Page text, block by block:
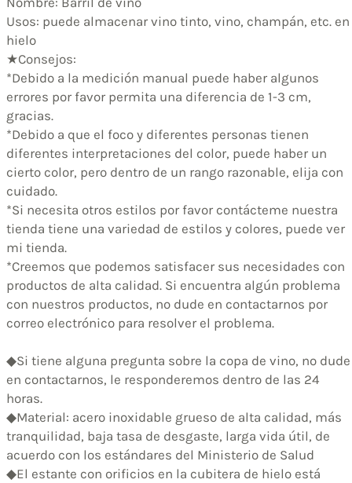
Usos: puede almacenar vino tinto, vino, champán, etc. en
hielo
★Consejos:
*Debido a la medición manual puede haber algunos
errores por favor permita una diferencia de 1-3 cm,
gracias.
*Debido a que el foco y diferentes personas tienen
diferentes interpretaciones del color, puede haber un
cierto color, pero dentro de un rango razonable, elija con
cuidado.
*Si necesita otros estilos por favor contácteme nuestra
tienda tiene una variedad de estilos y colores, puede ver
mi tienda.
*Creemos que podemos satisfacer sus necesidades con
productos de alta calidad. Si encuentra algún problema
con nuestros productos, no dude en contactarnos por
correo electrónico para resolver el problema.
◆Si tiene alguna pregunta sobre la copa de vino, no dude
en contactarnos, le responderemos dentro de las 24
horas.
◆Material: acero inoxidable grueso de alta calidad, más
tranquilidad, baja tasa de desgaste, larga vida útil, de
acuerdo con los estándares del Ministerio de Salud
◆El estante con orificios en la cubitera de hielo está